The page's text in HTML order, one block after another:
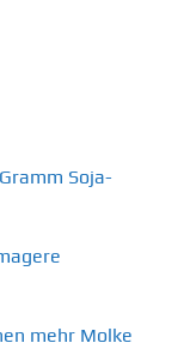
Soja-
mehr Molke